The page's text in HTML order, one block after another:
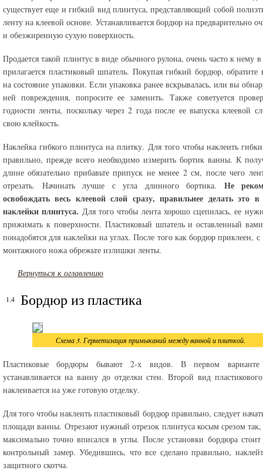
существует еще и гибкий вид плинтуса, представляющий собой
ленту на клеевой основе. Устанавливается бордюр на предварительно
и обезжиренную сухую поверхность.
Продается такой плинтус в виде обычного рулона, очень часто к нему
прилагается пластиковый шпатель. Покупая гибкий бордюр, обратите
на состояние упаковки. Если упаковка ранее вскрывалась, или вы
ней повреждения, попросите ее заменить. Также советуется
годности ленты, поскольку через 2 года после ее выпуска клеевой
свою клейкость.
Наклейка гибкого плинтуса на плитку. Для того чтобы наклеить
правильно, прежде всего необходимо измерить бортик ванны. К
длине обязательно прибавьте припуск не менее 2 см, после чего
отрезать. Начинать лучше с угла длинного бортика. Не
освобождать весь клеевой слой сразу, правильнее делать это в
наклейки плинтуса. Для того чтобы лента хорошо сцепилась, ее
прижимать к поверхности. Пластиковый шпатель и оставленный
понадобятся для наклейки на углах. После того как бордюр приклеен,
монтажного ножа обрежьте излишки ленты.
Вернуться к оглавлению
Бордюр из пластика
Схема 3. Герметизация примыканий между ванной и плиткой.
Пластиковые бордюры бывают 2-х видов. В первом варианте
устанавливается на ванну до отделки стен. Второй вид
наклеивается на уже готовую отделку.
Для того чтобы наклеить пластиковый бордюр правильно, следует
площади ванны. Отрезают нужный отрезок плинтуса косым срезом
максимально точно вписался в углы. После установки бордюра стоит
контрольный замер. Убедившись, что все сделано правильно,
защитного скотча.